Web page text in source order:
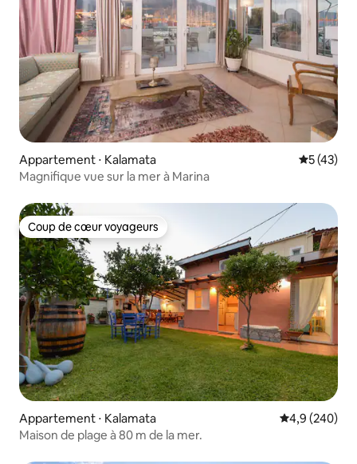
Appartement ⋅ Kalamata
5 (43)
Magnifique vue sur la mer à Marina
Coup de cœur voyageurs
Coup de cœur voyageurs
Appartement ⋅ Kalamata Évaluation
4,9 (240)
Maison de plage à 80 m de la mer.